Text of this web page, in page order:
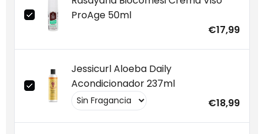
ProAge 50ml
€17,99
Jessicurl Aloeba Daily
Acondicionador 237ml
€18,99